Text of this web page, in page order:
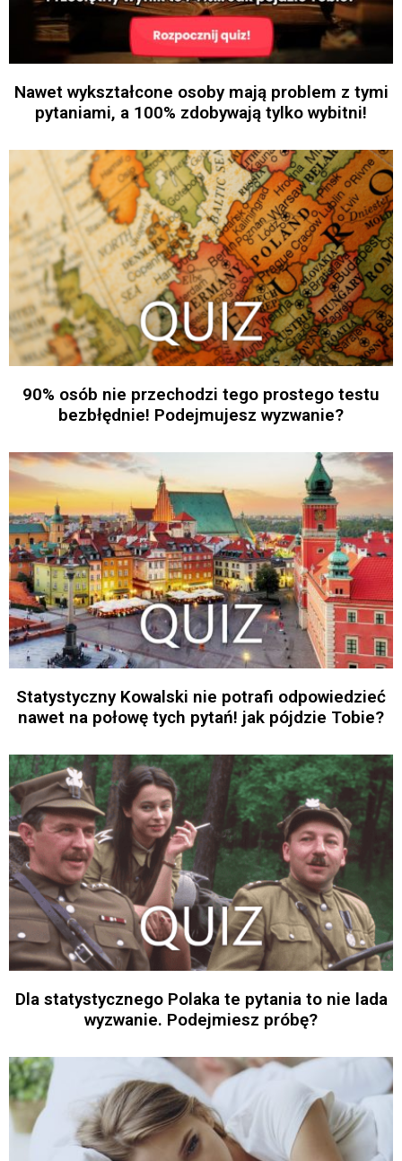
Nawet wykształcone osoby mają problem z tymi
pytaniami, a 100% zdobywają tylko wybitni!
90% osób nie przechodzi tego prostego testu
bezbłędnie! Podejmujesz wyzwanie?
Statystyczny Kowalski nie potrafi odpowiedzieć
nawet na połowę tych pytań! jak pójdzie Tobie?
Dla statystycznego Polaka te pytania to nie lada
wyzwanie. Podejmiesz próbę?